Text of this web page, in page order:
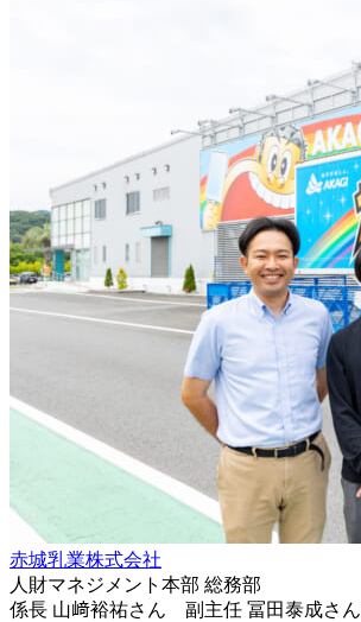
赤城乳業株式会社
人財マネジメント本部 総務部
係長 山﨑裕祐さん 副主任 冨田泰成さん